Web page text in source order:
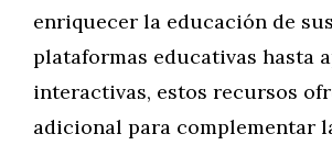
enriquecer la educación de
plataformas educativas hasta
interactivas, estos recursos
adicional para complementar